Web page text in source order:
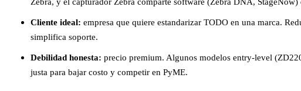
Cliente ideal: empresa que quiere estandarizar TODO en una marca.
simplifica soporte.
Debilidad honesta: precio premium. Algunos modelos entry-level
justa para bajar costo y competir en PyME.